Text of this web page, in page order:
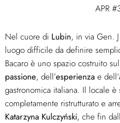
APR
Nel cuore di Lubin, in via Gen.
luogo difficile da definire
Bacaro è uno spazio costruito
passione, dell’esperienza e dell’
gastronomica italiana. Il locale è
completamente ristrutturato e
Katarzyna Kulczyński, che fin